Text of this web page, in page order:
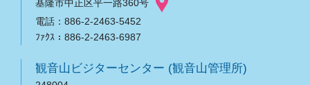
基隆市中正区平一路360号
電話：886-2-2463-5452
ﾌｧｸｽ：886-2-2463-6987
観音山ビジターセンター (観音山管理所)